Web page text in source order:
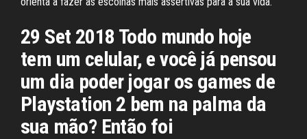
29 Set 2018 Todo mundo hoje
tem um celular, e você já pensou
um dia poder jogar os games de
Playstation 2 bem na palma da
sua mão? Então foi